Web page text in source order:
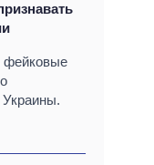
фейковые
Украины.